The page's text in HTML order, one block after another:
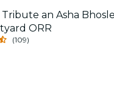
an Asha
ORR
(109)